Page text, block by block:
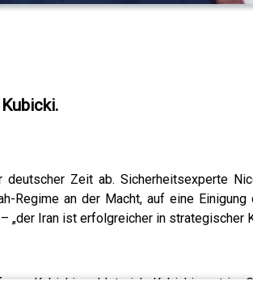
Zeit ab. Sicherheitsexperte
an der Macht, auf eine
Iran ist erfolgreicher in strategischer